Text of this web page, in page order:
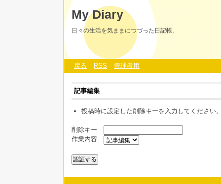
My Diary
日々の生活を気ままにつづった日記帳。
戻る RSS 管理者用
記事編集
投稿時に設定した削除キーを入力してください
削除キー
作業内容